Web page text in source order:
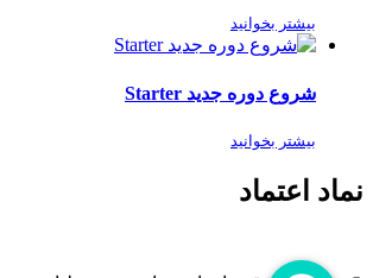
بیشتر بخوانید
شروع دوره جدید Starter
بیشتر بخوانید
نماد اعتماد